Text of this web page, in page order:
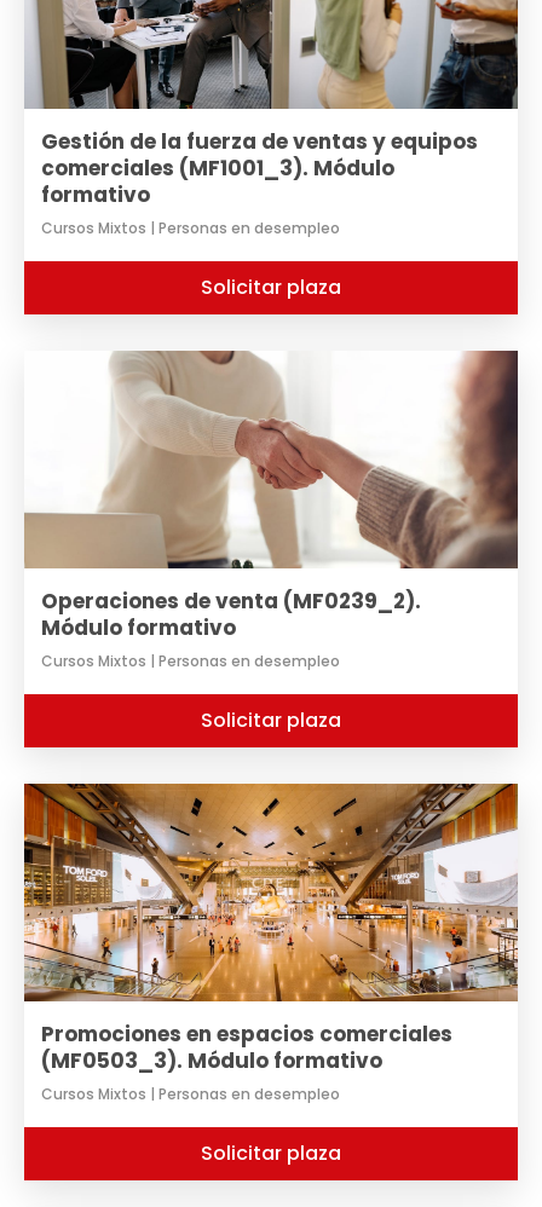
Gestión de la fuerza de ventas y equipos
comerciales (MF1001_3). Módulo
formativo
Cursos Mixtos | Personas en desempleo
Solicitar plaza
Operaciones de venta (MF0239_2).
Módulo formativo
Cursos Mixtos | Personas en desempleo
Solicitar plaza
Promociones en espacios comerciales
(MF0503_3). Módulo formativo
Cursos Mixtos | Personas en desempleo
Solicitar plaza